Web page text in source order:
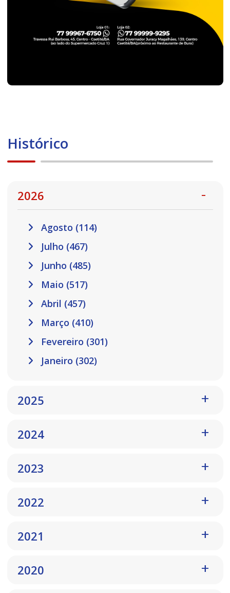
Histórico
2026
Agosto (114)
Julho (467)
Junho (485)
Maio (517)
Abril (457)
Março (410)
Fevereiro (301)
Janeiro (302)
2025
2024
2023
2022
2021
2020